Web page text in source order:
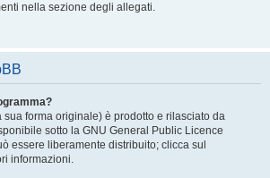
nella sezione degli allegati.
forma originale) è prodotto e rilasciato da
sotto la GNU General Public Licence
essere liberamente distribuito; clicca sul
informazioni.